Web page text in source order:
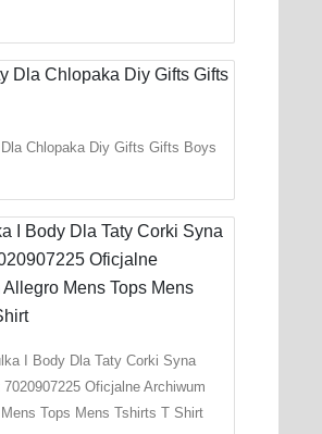
Chlopaka Diy Gifts Gifts Boys
I Body Dla Taty Corki Syna
7020907225 Oficjalne Archiwum
Tops Mens Tshirts T Shirt